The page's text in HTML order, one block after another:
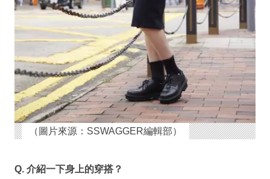
（圖片來源：SSWAGGER編輯部）
Q. 介紹一下身上的穿搭？